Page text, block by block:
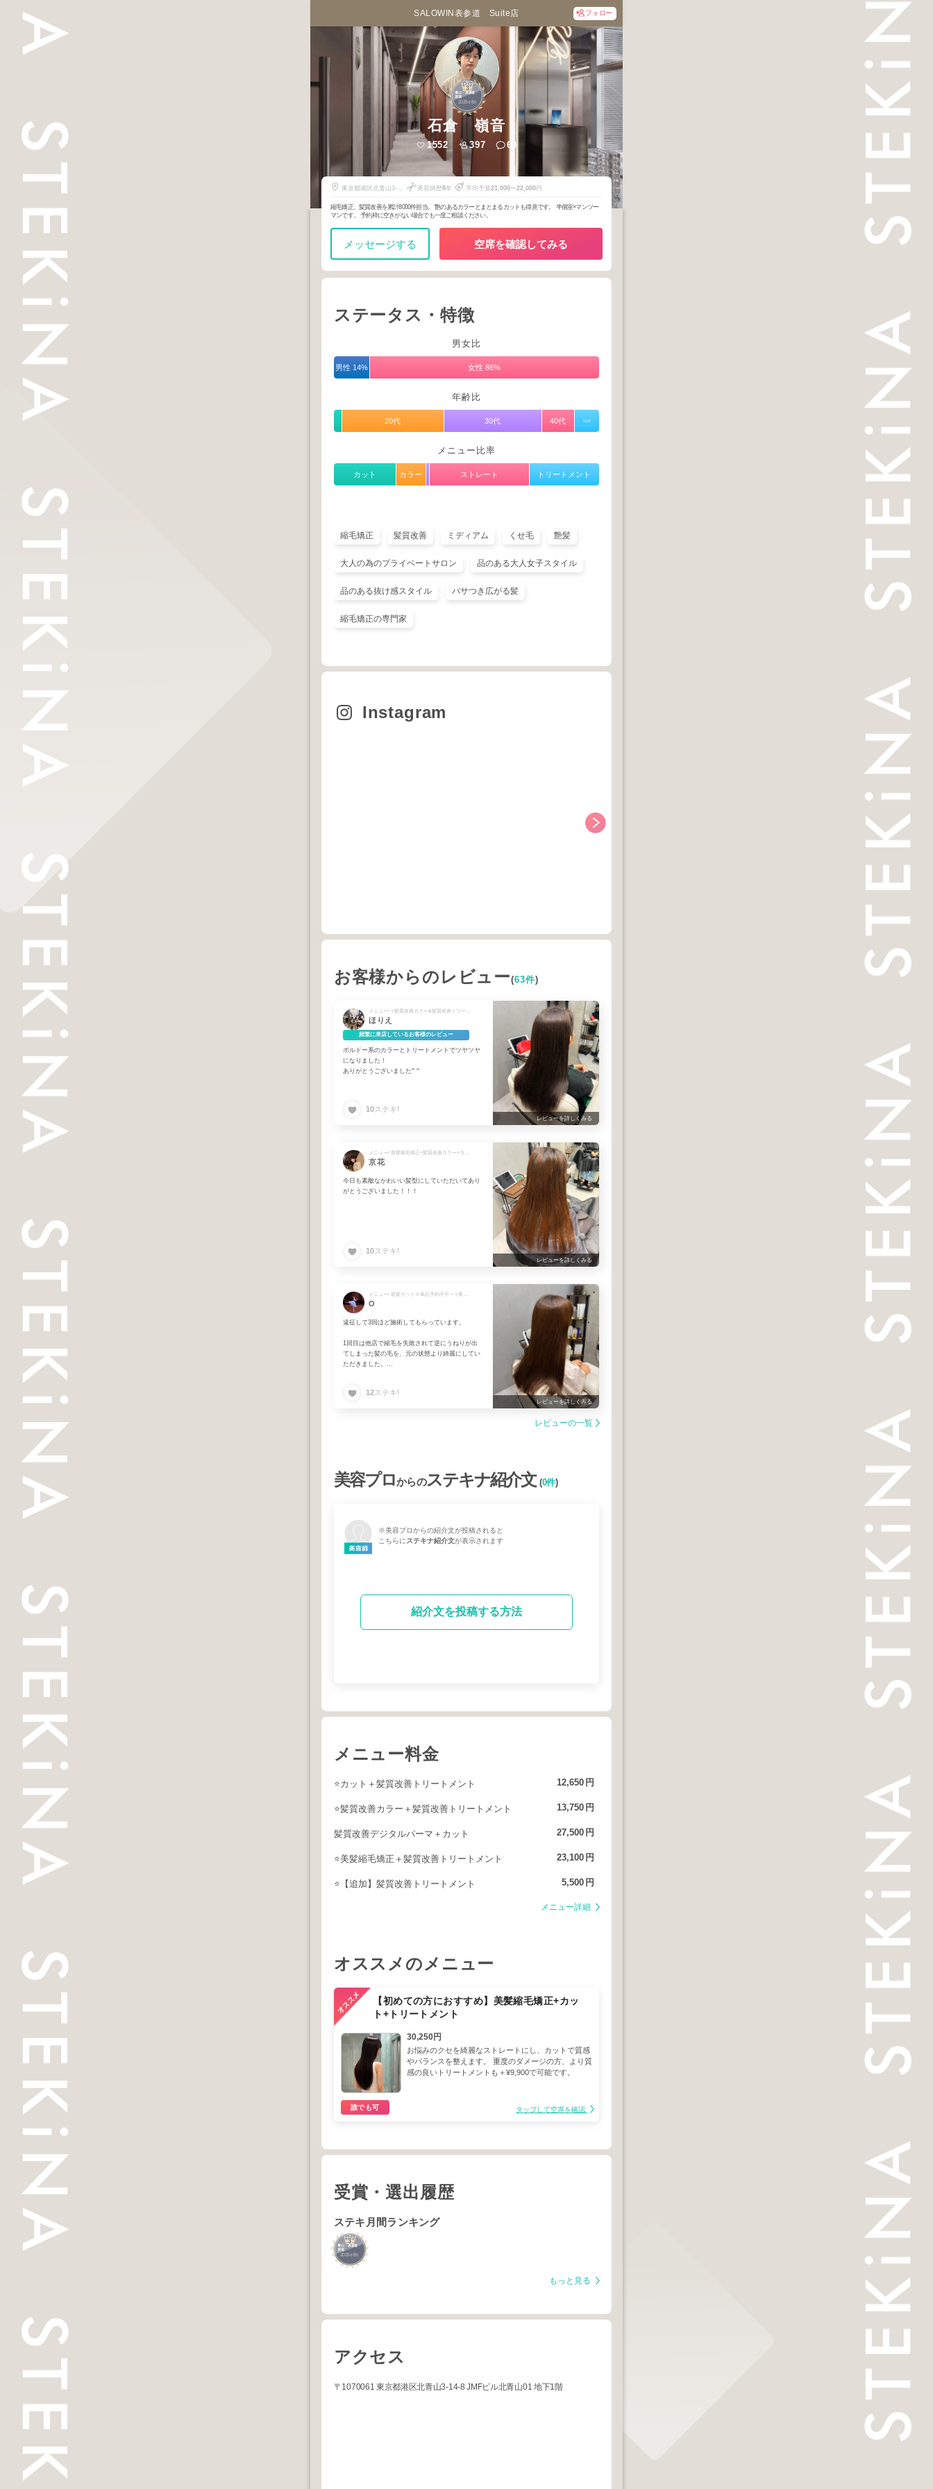
SALOWIN表参道 Suite店 フォロー
3
青山・表参道・
原宿
2025年8月
石倉 嶺音
1552 397 63
東京都港区北青山3-
美容師歴8年 平均予算21,000〜22,000円
縮毛矯正、髪質改善を累計8000件担当。 艶のあるカラーとまとまるカットも得意です。 半個室×マンツー
マンです。 予約枠に空きがない場合でも一度ご相談ください。
メッセージする 空席を確認してみる
ステータス・特徴
男女比
男性 14% 女性 86%
年齢比
20代 30代 40代 50代
メニュー比率
カット カラー ストレート トリートメント
縮毛矯正 髪質改善 ミディアム くせ毛 艶髪
大人の為のプライベートサロン 品のある大人女子スタイル
品のある抜け感スタイル パサつき広がる髪
縮毛矯正の専門家
Instagram
お客様からのレビュー(63件)
ほりえ
頻繁に来店しているお客様のレビュー
ボルドー系のカラーとトリートメントでツヤツヤ
になりました！
ありがとうございました^ ^
10ステキ!
レビューを詳しくみる
京花
今日も素敵なかわいい髪型にしていただいてあり
がとうございました！！！
10ステキ!
レビューを詳しくみる
O
遠征して3回ほど施術してもらっています。
1回目は他店で縮毛を失敗されて逆にうねりが出
てしまった髪の毛を、元の状態より綺麗にしてい
ただきました。
価値があると思っています。
顔周りの印象が思ったよりも変わります。
んが...逆に元が綺麗すぎるインフルエンサー的な
方より参考になるかもしれないので、画像もつけ
ます。
12ステキ!
レビューを詳しくみる
レビューの一覧
美容プロからのステキナ紹介文(0件)
※美容プロからの紹介文が投稿されると
こちらにステキナ紹介文が表示されます
紹介文を投稿する方法
メニュー料金
⭐️カット＋髪質改善トリートメント 12,650 円
⭐️髪質改善カラー＋髪質改善トリートメント 13,750 円
髪質改善デジタルパーマ＋カット 27,500 円
⭐️美髪縮毛矯正＋髪質改善トリートメント 23,100 円
⭐️【追加】髪質改善トリートメント 5,500 円
メニュー詳細
オススメのメニュー
【初めての方におすすめ】美髪縮毛矯正+カッ
ト+トリートメント
30,250円
お悩みのクセを綺麗なストレートにし、カットで質感
やバランスを整えます。 重度のダメージの方、より質
感の良いトリートメントも＋¥9,900で可能です。
誰でも可 タップして空席を確認
受賞・選出履歴
ステキ月間ランキング
3
青山・表参道・
原宿
2025年 8月
もっと見る
アクセス
〒1070061 東京都港区北青山3-14-8 JMFビル北青山01 地下1階